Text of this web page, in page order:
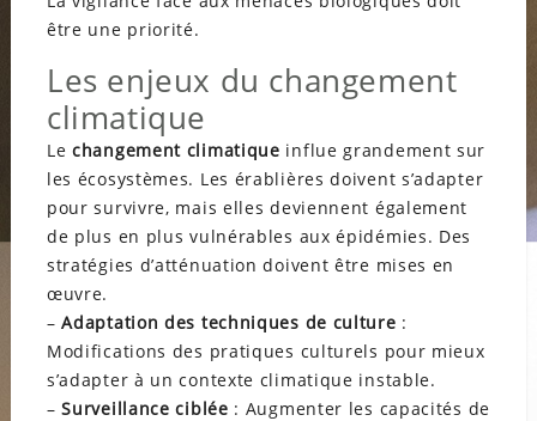
être une priorité.
Les enjeux du changement
climatique
Lechangement climatique influe grandement sur
les écosystèmes. Les érablières doivent s’adapter
pour survivre, mais elles deviennent également
de plus en plus vulnérables aux épidémies. Des
stratégies d’atténuation doivent être mises en
œuvre.
–Adaptation des techniques de culture :
Modifications des pratiques culturels pour mieux
s’adapter à un contexte climatique instable.
–Surveillance ciblée : Augmenter les capacités de